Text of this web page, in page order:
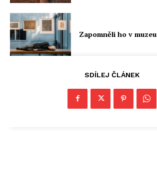
Zapomněli ho v muzeu
SDÍLEJ ČLÁNEK